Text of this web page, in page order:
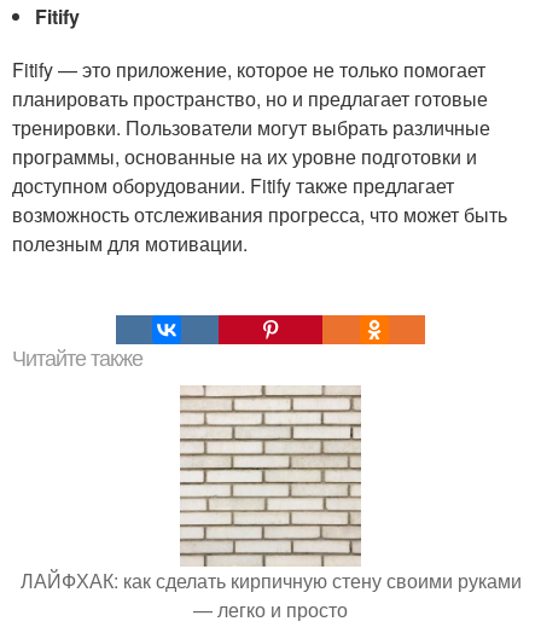
Fitify
Fitify — это приложение, которое не только помогает
планировать пространство, но и предлагает готовые
тренировки. Пользователи могут выбрать различные
программы, основанные на их уровне подготовки и
доступном оборудовании. Fitify также предлагает
возможность отслеживания прогресса, что может быть
полезным для мотивации.
Читайте также
ЛАЙФХАК: как сделать кирпичную стену своими руками
— легко и просто